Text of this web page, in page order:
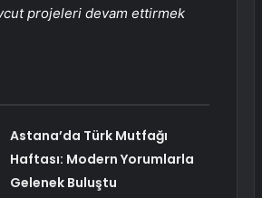
projeleri devam ettirmek
Astana’da Türk Mutfağı
Haftası: Modern Yorumlarla
Gelenek Buluştu